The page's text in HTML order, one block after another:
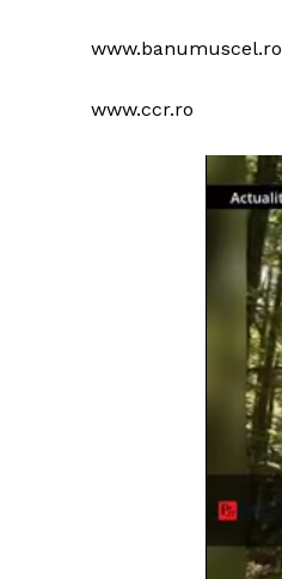
www.banumuscel.ro
www.ccr.ro